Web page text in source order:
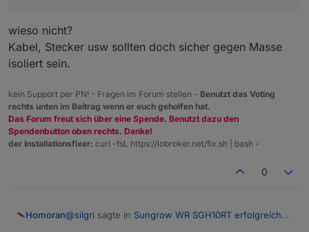
wieso nicht?
Kabel, Stecker usw sollten doch sicher gegen Masse
isoliert sein.
kein Support per PN! - Fragen im Forum stellen - Benutzt das Voting
rechts unten im Beitrag wenn er euch geholfen hat.
Das Forum freut sich über eine Spende. Benutzt dazu den
Spendenbutton oben rechts. Danke!
der Installationsfixer: curl -fsL https://iobroker.net/fix.sh | bash -
0
Homoran@silgri sagte in Sungrow WR SGH10RT erfolgreich